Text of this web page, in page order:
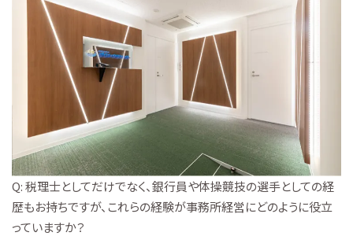
Q: 税理士としてだけでなく、銀行員や体操競技の選手としての経
歴もお持ちですが、これらの経験が事務所経営にどのように役立
っていますか？